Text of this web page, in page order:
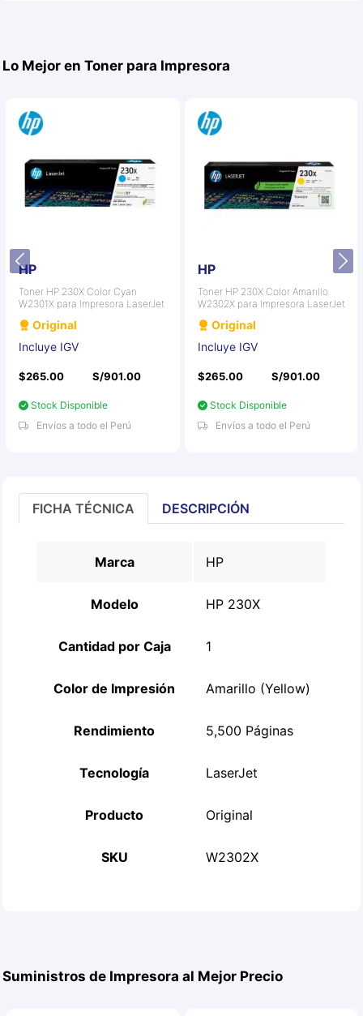
Lo Mejor en Toner para Impresora
HP
Toner HP 230X Color Cyan
W2301X para Impresora LaserJet
Original
Incluye IGV
$265.00 S/901.00
Stock Disponible
Envíos a todo el Perú
HP
Toner HP 230X Color Amarillo
W2302X para Impresora LaserJet
Original
Incluye IGV
$265.00 S/901.00
Stock Disponible
Envíos a todo el Perú
FICHA TÉCNICA DESCRIPCIÓN
Marca HP
Modelo HP 230X
Cantidad por Caja 1
Color de Impresión Amarillo (Yellow)
Rendimiento 5,500 Páginas
Tecnología LaserJet
Producto Original
SKU W2302X
Suministros de Impresora al Mejor Precio